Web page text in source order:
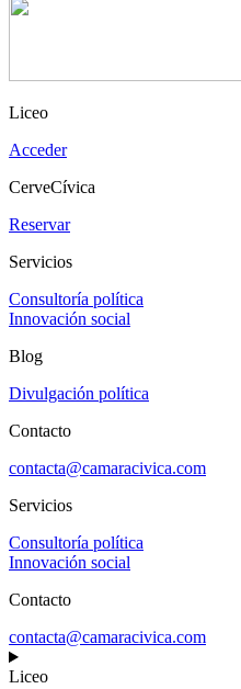
Liceo
Acceder
CerveCívica
Reservar
Servicios
Consultoría política
Innovación social
Blog
Divulgación política
Contacto
contacta@camaracivica.com
Servicios
Consultoría política
Innovación social
Contacto
contacta@camaracivica.com
Liceo